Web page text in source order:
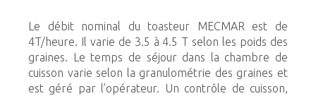
Le débit nominal du toasteur MECMAR est de
4T/heure. Il varie de 3.5 à 4.5 T selon les poids des
graines. Le temps de séjour dans la chambre de
cuisson varie selon la granulométrie des graines et
est géré par l’opérateur. Un contrôle de cuisson,